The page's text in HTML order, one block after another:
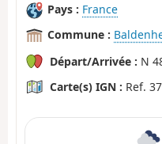
Pays : France
Commune :
Départ/Arrivée : N
Carte(s) IGN : Ref.